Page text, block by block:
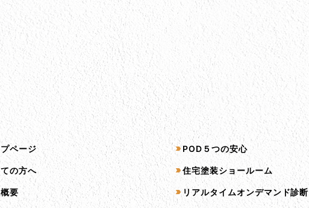
マップ
プページ
の方へ
要
サービス一覧
POD５つの安心
住宅塗装ショールーム
リアルタイムオンデマンド診断